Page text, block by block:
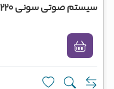
سیستم صوتی سونی 1220وات مدل SHAKE-X10